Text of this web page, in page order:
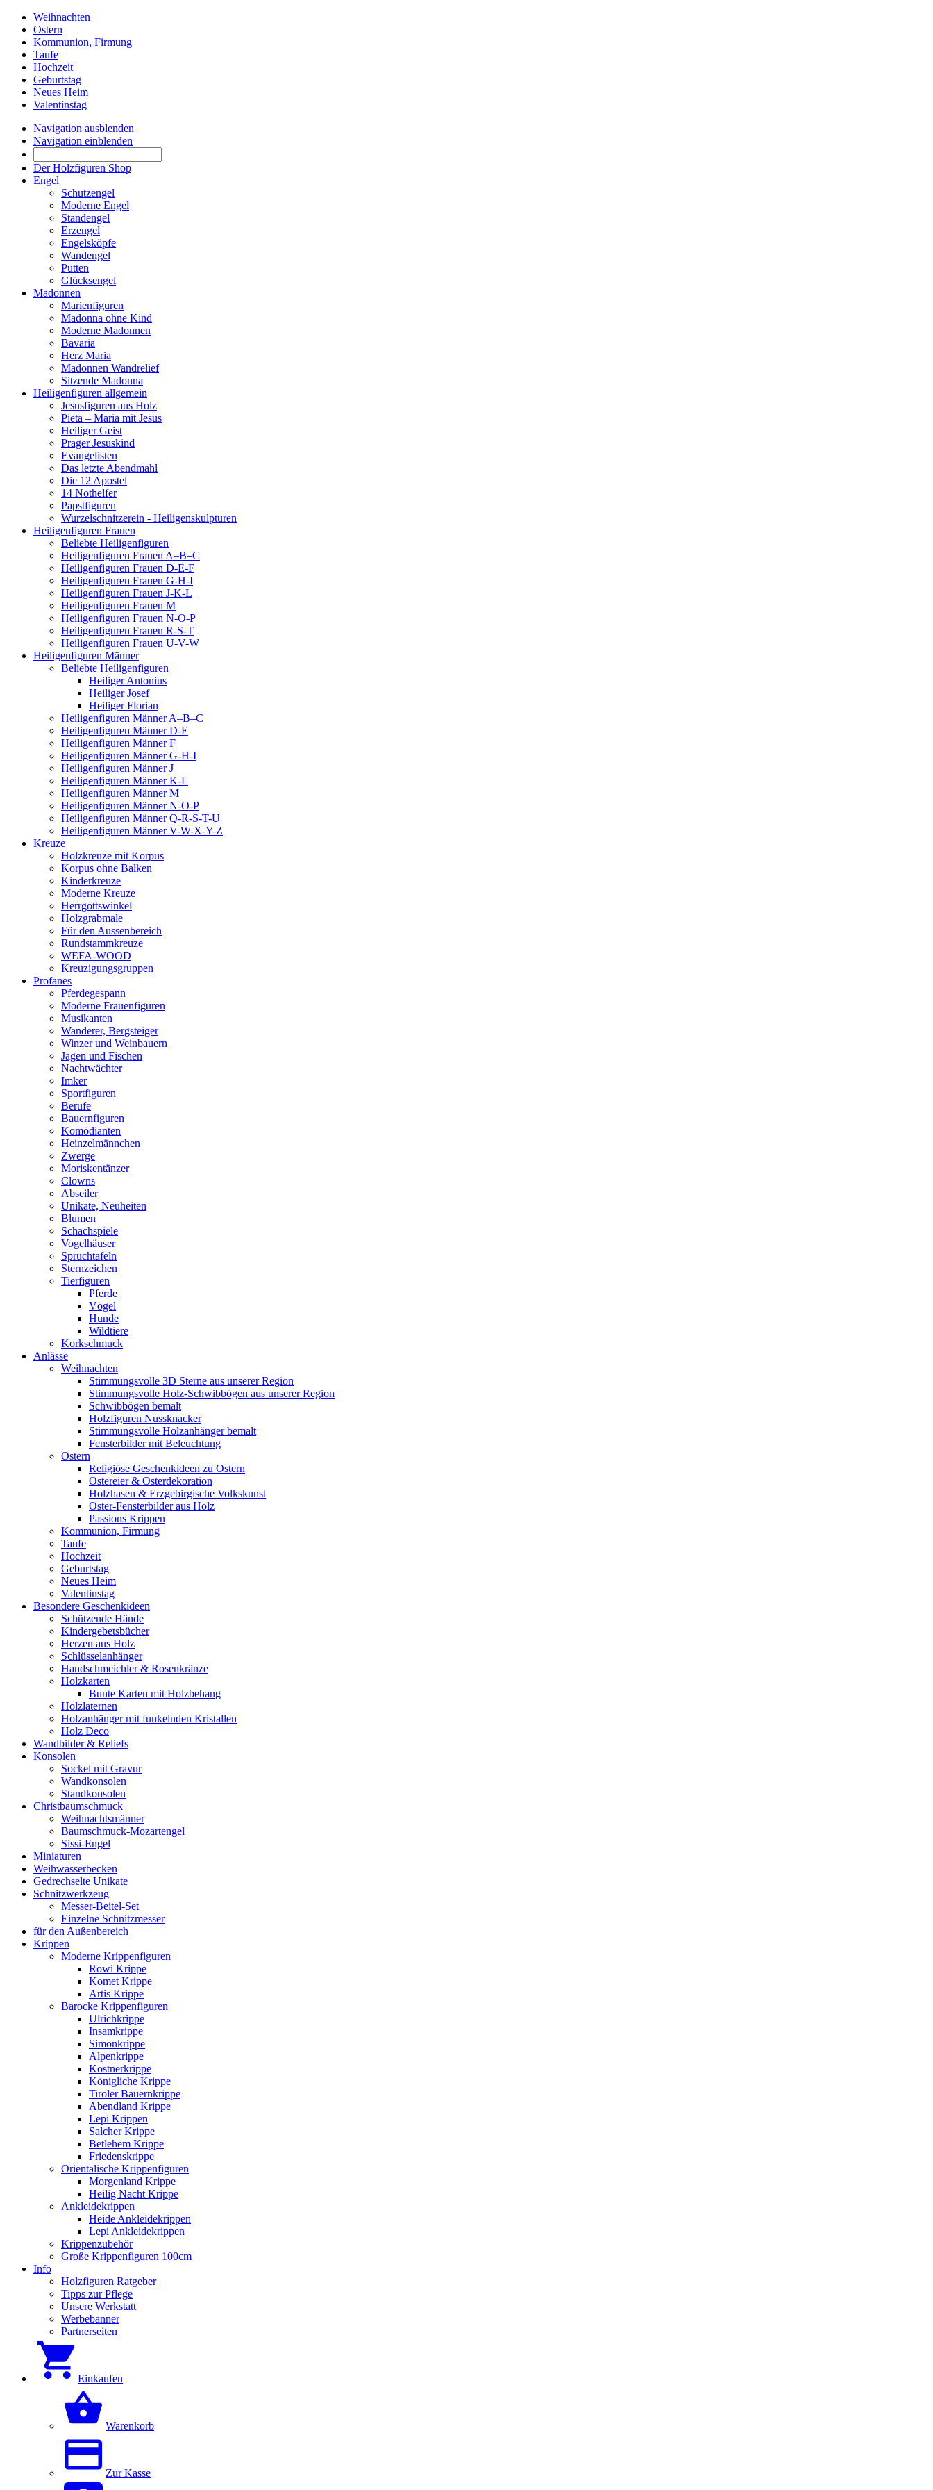
Weihnachten
Ostern
Kommunion, Firmung
Taufe
Hochzeit
Geburtstag
Neues Heim
Valentinstag
Navigation ausblenden
Navigation einblenden
Der Holzfiguren Shop
Engel
Schutzengel
Moderne Engel
Standengel
Erzengel
Engelsköpfe
Wandengel
Putten
Glücksengel
Madonnen
Marienfiguren
Madonna ohne Kind
Moderne Madonnen
Bavaria
Herz Maria
Madonnen Wandrelief
Sitzende Madonna
Heiligenfiguren allgemein
Jesusfiguren aus Holz
Pieta – Maria mit Jesus
Heiliger Geist
Prager Jesuskind
Evangelisten
Das letzte Abendmahl
Die 12 Apostel
14 Nothelfer
Papstfiguren
Wurzelschnitzerein - Heiligenskulpturen
Heiligenfiguren Frauen
Beliebte Heiligenfiguren
Heiligenfiguren Frauen A–B–C
Heiligenfiguren Frauen D-E-F
Heiligenfiguren Frauen G-H-I
Heiligenfiguren Frauen J-K-L
Heiligenfiguren Frauen M
Heiligenfiguren Frauen N-O-P
Heiligenfiguren Frauen R-S-T
Heiligenfiguren Frauen U-V-W
Heiligenfiguren Männer
Beliebte Heiligenfiguren
Heiliger Antonius
Heiliger Josef
Heiliger Florian
Heiligenfiguren Männer A–B–C
Heiligenfiguren Männer D-E
Heiligenfiguren Männer F
Heiligenfiguren Männer G-H-I
Heiligenfiguren Männer J
Heiligenfiguren Männer K-L
Heiligenfiguren Männer M
Heiligenfiguren Männer N-O-P
Heiligenfiguren Männer Q-R-S-T-U
Heiligenfiguren Männer V-W-X-Y-Z
Kreuze
Holzkreuze mit Korpus
Korpus ohne Balken
Kinderkreuze
Moderne Kreuze
Herrgottswinkel
Holzgrabmale
Für den Aussenbereich
Rundstammkreuze
WEFA-WOOD
Kreuzigungsgruppen
Profanes
Pferdegespann
Moderne Frauenfiguren
Musikanten
Wanderer, Bergsteiger
Winzer und Weinbauern
Jagen und Fischen
Nachtwächter
Imker
Sportfiguren
Berufe
Bauernfiguren
Komödianten
Heinzelmännchen
Zwerge
Moriskentänzer
Clowns
Abseiler
Unikate, Neuheiten
Blumen
Schachspiele
Vogelhäuser
Spruchtafeln
Sternzeichen
Tierfiguren
Pferde
Vögel
Hunde
Wildtiere
Korkschmuck
Anlässe
Weihnachten
Stimmungsvolle 3D Sterne aus unserer Region
Stimmungsvolle Holz-Schwibbögen aus unserer Region
Schwibbögen bemalt
Holzfiguren Nussknacker
Stimmungsvolle Holzanhänger bemalt
Fensterbilder mit Beleuchtung
Ostern
Religiöse Geschenkideen zu Ostern
Ostereier & Osterdekoration
Holzhasen & Erzgebirgische Volkskunst
Oster-Fensterbilder aus Holz
Passions Krippen
Kommunion, Firmung
Taufe
Hochzeit
Geburtstag
Neues Heim
Valentinstag
Besondere Geschenkideen
Schützende Hände
Kindergebetsbücher
Herzen aus Holz
Schlüsselanhänger
Handschmeichler & Rosenkränze
Holzkarten
Bunte Karten mit Holzbehang
Holzlaternen
Holzanhänger mit funkelnden Kristallen
Holz Deco
Wandbilder & Reliefs
Konsolen
Sockel mit Gravur
Wandkonsolen
Standkonsolen
Christbaumschmuck
Weihnachtsmänner
Baumschmuck-Mozartengel
Sissi-Engel
Miniaturen
Weihwasserbecken
Gedrechselte Unikate
Schnitzwerkzeug
Messer-Beitel-Set
Einzelne Schnitzmesser
für den Außenbereich
Krippen
Moderne Krippenfiguren
Rowi Krippe
Komet Krippe
Artis Krippe
Barocke Krippenfiguren
Ulrichkrippe
Insamkrippe
Simonkrippe
Alpenkrippe
Kostnerkrippe
Königliche Krippe
Tiroler Bauernkrippe
Abendland Krippe
Lepi Krippen
Salcher Krippe
Betlehem Krippe
Friedenskrippe
Orientalische Krippenfiguren
Morgenland Krippe
Heilig Nacht Krippe
Ankleidekrippen
Heide Ankleidekrippen
Lepi Ankleidekrippen
Krippenzubehör
Große Krippenfiguren 100cm
Info
Holzfiguren Ratgeber
Tipps zur Pflege
Unsere Werkstatt
Werbebanner
Partnerseiten
Einkaufen
Warenkorb
Zur Kasse